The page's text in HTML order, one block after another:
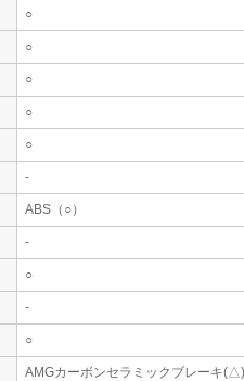
○
○
○
○
○
-
ABS（○）
-
○
-
○
AMGカーボンセラミックブレーキ(△)